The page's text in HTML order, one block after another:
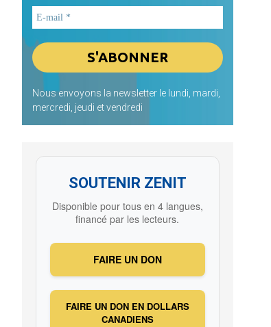
Nous envoyons la newsletter le lundi, mardi,
mercredi, jeudi et vendredi
SOUTENIR ZENIT
Disponible pour tous en 4 langues,
financé par les lecteurs.
FAIRE UN DON
FAIRE UN DON EN DOLLARS
CANADIENS